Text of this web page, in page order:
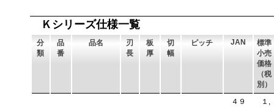
Ｋシリーズ仕様一覧
分
類
品
番
品名
刃
長
板
厚
切
幅
ピッチ JAN
標準
小売
価格
（税
別）
４９
１,